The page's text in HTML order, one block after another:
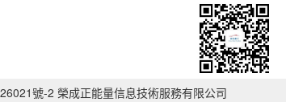
號-2 榮成正能量信息技術服務有限公司